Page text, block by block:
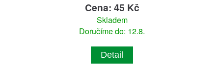
Cena: 45 Kč
Skladem
Doručíme do: 12.8.
Detail